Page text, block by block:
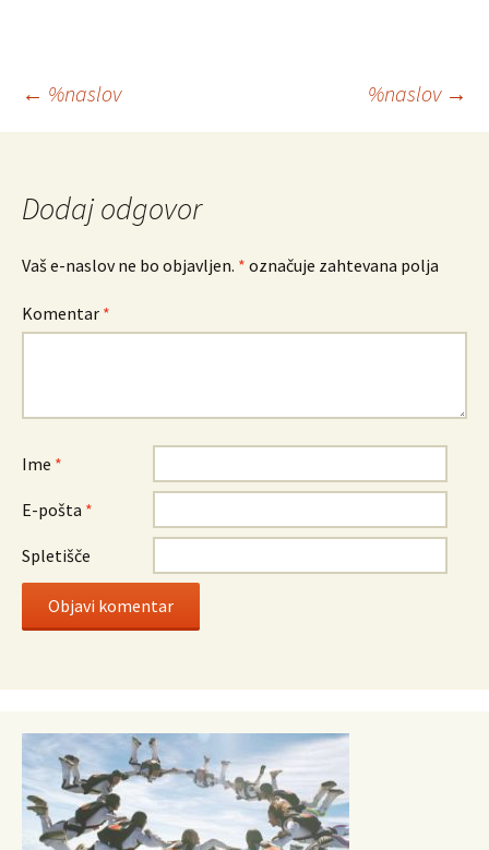
Krmarjenje
po
prispevkih
← %naslov %naslov →
Dodaj odgovor
Vaš e-naslov ne bo objavljen. * označuje zahtevana polja
Komentar *
Ime *
E-pošta *
Spletišče